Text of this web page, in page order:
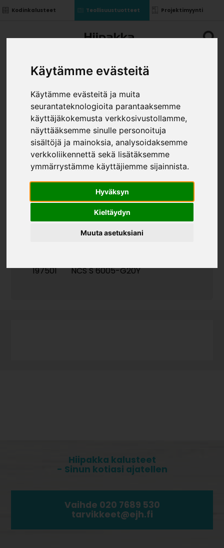
Käytämme evästeitä
Käytämme evästeitä ja muita
seurantateknologioita parantaaksemme
käyttäjäkokemusta verkkosivustollamme,
näyttääksemme sinulle personoituja
sisältöjä ja mainoksia, analysoidaksemme
verkkoliikennettä sekä lisätäksemme
ymmärrystämme käyttäjiemme sijainnista.
Hyväksyn
Kieltäydyn
Muuta asetuksiani
Kodinkalusteet Teollisuustuotteet Projektimyynti
SAVUN VIHREÄ
KORJAUSMAALI
Teollisuustuotteet»Kalusterungot ja ovet»MLAM
tilausovet » Savun vihreä korjausmaali
KOKO
197501
NCS S 6005-G20Y
Hiipakka kalusteet
- Sinun kotiasi ajatellen
Vaihde 020 7689 530
tarvikkeet@ejh.fi